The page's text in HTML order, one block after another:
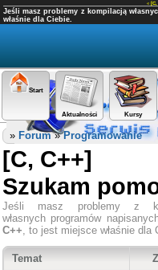
« [C,
Jeśli masz problemy z kompilacją
właśnie dla Ciebie.
Start
Aktualności Kursy
» Forum»Programowanie
[C, C++]
Szukam
Jeśli masz problemy z
własnych programów
C++, to jest miejsce właśnie dla
Temat